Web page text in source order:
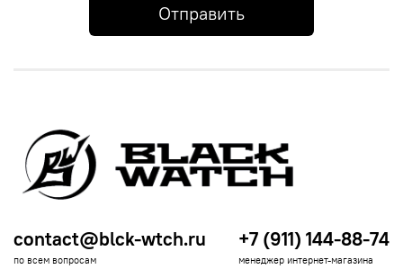
Отправить
contact@blck-wtch.ru
по всем вопросам
+7 (911) 144-88-74
менеджер интернет-магазина